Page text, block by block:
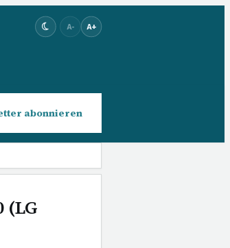
A- A+
abonnieren
(LG